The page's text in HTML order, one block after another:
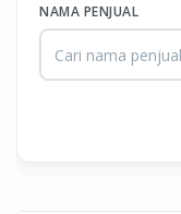
NAMA PENJUAL